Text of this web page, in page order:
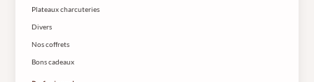
Plateaux charcuteries
Divers
Nos coffrets
Bons cadeaux